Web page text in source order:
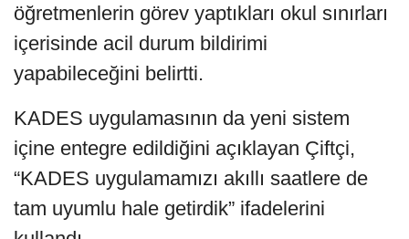
öğretmenlerin görev yaptıkları okul sınırları
içerisinde acil durum bildirimi
yapabileceğini belirtti.
KADES uygulamasının da yeni sistem
içine entegre edildiğini açıklayan Çiftçi,
“KADES uygulamamızı akıllı saatlere de
tam uyumlu hale getirdik” ifadelerini